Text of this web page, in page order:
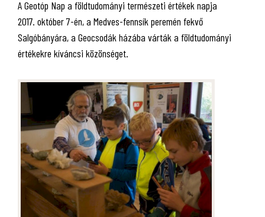
A Geotóp Nap a földtudományi természeti értékek napja
2017. október 7-én, a Medves-fennsík peremén fekvő
Salgóbányára, a Geocsodák házába várták a földtudományi
értékekre kíváncsi közönséget.